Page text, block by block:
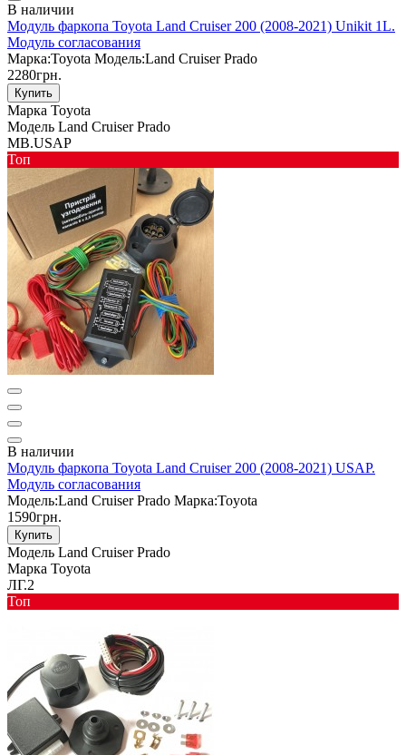
В наличии
Модуль фаркопа Toyota Land Cruiser 200 (2008-2021) Unikit 1L.
Модуль согласования
Марка:Toyota Модель:Land Cruiser Prado
2280грн.
Купить
Марка Toyota
Модель Land Cruiser Prado
MB.USAP
Toп
В наличии
Модуль фаркопа Toyota Land Cruiser 200 (2008-2021) USAP.
Модуль согласования
Мoдель:Land Cruiser Prado Марка:Toyota
1590грн.
Купить
Мoдель Land Cruiser Prado
Марка Toyota
ЛГ.2
Toп